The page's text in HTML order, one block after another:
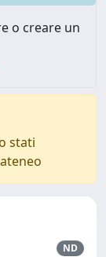
o creare un
stati
ND